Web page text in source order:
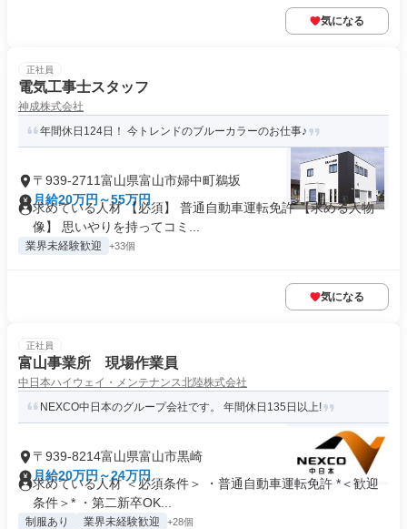
気になる
正社員
電気工事士スタッフ
神成株式会社
年間休日124日！ 今トレンドのブルーカラーのお仕事♪
〒939-2711富山県富山市婦中町鵜坂
月給20万円～55万円
求めている人材 【必須】 普通自動車運転免許 【求める人物
像】 思いやりを持ってコミ...
業界未経験歓迎 +33個
気になる
正社員
富山事業所 現場作業員
中日本ハイウェイ・メンテナンス北陸株式会社
NEXCO中日本のグループ会社です。 年間休日135日以上!
〒939-8214富山県富山市黒崎
月給20万円～24万円
求めている人材 ＜必須条件＞ ・普通自動車運転免許 *＜歓迎
条件＞* ・第二新卒OK...
制服あり 業界未経験歓迎 +28個